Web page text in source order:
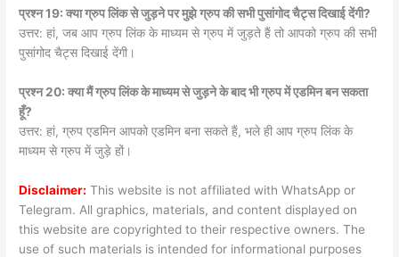
प्रश्न 19: क्या ग्रुप लिंक से जुड़ने पर मुझे ग्रुप की सभी पुसांगोद चैट्स दिखाई देंगी?
उत्तर: हां, जब आप ग्रुप लिंक के माध्यम से ग्रुप में जुड़ते हैं तो आपको ग्रुप की सभी
पुसांगोद चैट्स दिखाई देंगी।
प्रश्न 20: क्या मैं ग्रुप लिंक के माध्यम से जुड़ने के बाद भी ग्रुप में एडमिन बन सकता
हूँ?
उत्तर: हां, ग्रुप एडमिन आपको एडमिन बना सकते हैं, भले ही आप ग्रुप लिंक के
माध्यम से ग्रुप में जुड़े हों।
Disclaimer: This website is not affiliated with WhatsApp or
Telegram. All graphics, materials, and content displayed on
this website are copyrighted to their respective owners. The
use of such materials is intended for informational purposes